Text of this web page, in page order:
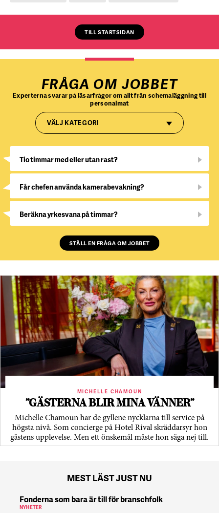
TILL STARTSIDAN
FRÅGA OM JOBBET
Experterna svarar på läsarfrågor om allt från schemaläggning till
personalmat
VÄLJ KATEGORI
Tio timmar med eller utan rast?
Får chefen använda kamerabevakning?
Beräkna yrkesvana på timmar?
STÄLL EN FRÅGA OM JOBBET
MICHELLE CHAMOUN
”GÄSTERNA BLIR MINA VÄNNER”
Michelle Chamoun har de gyllene nycklarna till service på
högsta nivå. Som concierge på Hotel Rival skräddarsyr hon
gästens upp­levelse. Men ett önskemål måste hon säga nej till.
MEST LÄST JUST NU
Fonderna som bara är till för branschfolk
NYHETER